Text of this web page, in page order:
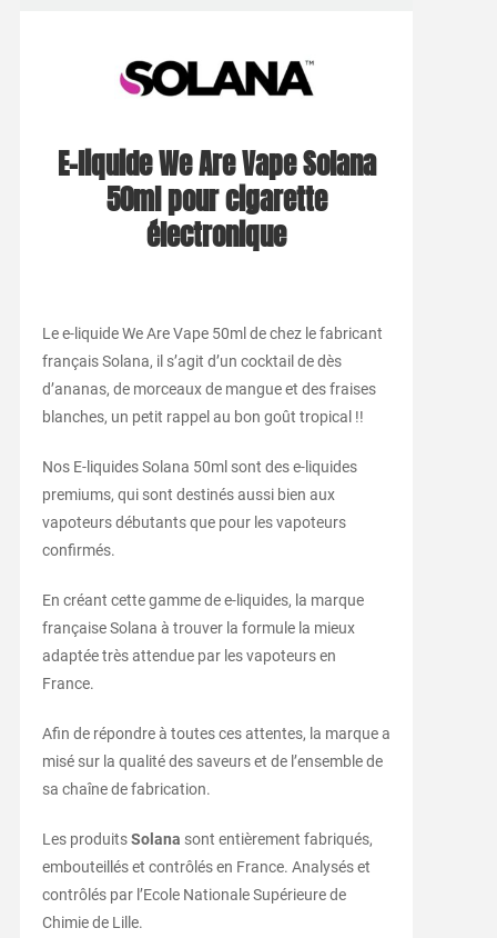
E-liquide We Are Vape Solana
50ml pour cigarette
électronique
Le e-liquide We Are Vape 50ml de chez le fabricant
français Solana, il s’agit d’un cocktail de dès
d’ananas, de morceaux de mangue et des fraises
blanches, un petit rappel au bon goût tropical !!
Nos E-liquides Solana 50ml sont des e-liquides
premiums, qui sont destinés aussi bien aux
vapoteurs débutants que pour les vapoteurs
confirmés.
En créant cette gamme de e-liquides, la marque
française Solana à trouver la formule la mieux
adaptée très attendue par les vapoteurs en
France.
Afin de répondre à toutes ces attentes, la marque a
misé sur la qualité des saveurs et de l’ensemble de
sa chaîne de fabrication.
Les produitsSolana sont entièrement fabriqués,
embouteillés et contrôlés en France. Analysés et
contrôlés par l’Ecole Nationale Supérieure de
Chimie de Lille.